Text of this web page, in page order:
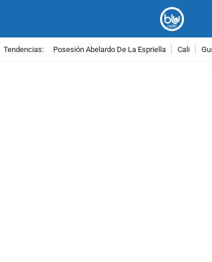
Tendencias: Posesión Abelardo De La Espriella Cali